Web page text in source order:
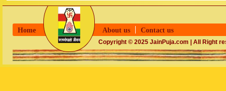
Home About us Contact us
Copyright © 2025 JainPuja.com | All Right